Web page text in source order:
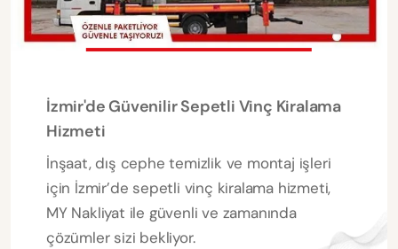
İzmir'de Güvenilir Sepetli Vinç Kiralama
Hizmeti
İnşaat, dış cephe temizlik ve montaj işleri
için İzmir’de sepetli vinç kiralama hizmeti,
MY Nakliyat ile güvenli ve zamanında
çözümler sizi bekliyor.